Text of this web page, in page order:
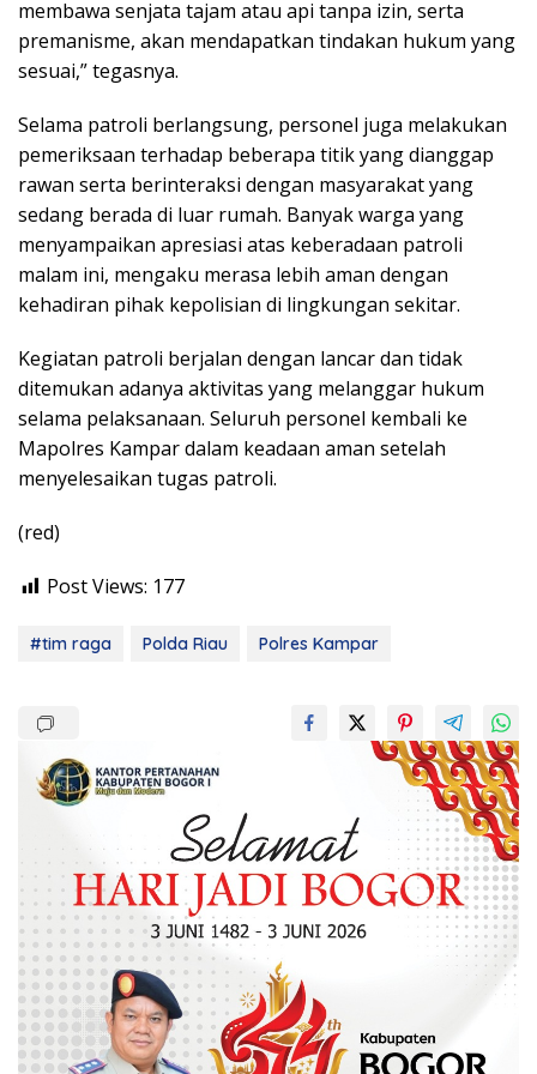
membawa senjata tajam atau api tanpa izin, serta
premanisme, akan mendapatkan tindakan hukum yang
sesuai,” tegasnya.
Selama patroli berlangsung, personel juga melakukan
pemeriksaan terhadap beberapa titik yang dianggap
rawan serta berinteraksi dengan masyarakat yang
sedang berada di luar rumah. Banyak warga yang
menyampaikan apresiasi atas keberadaan patroli
malam ini, mengaku merasa lebih aman dengan
kehadiran pihak kepolisian di lingkungan sekitar.
Kegiatan patroli berjalan dengan lancar dan tidak
ditemukan adanya aktivitas yang melanggar hukum
selama pelaksanaan. Seluruh personel kembali ke
Mapolres Kampar dalam keadaan aman setelah
menyelesaikan tugas patroli.
(red)
Post Views: 177
#tim raga Polda Riau Polres Kampar